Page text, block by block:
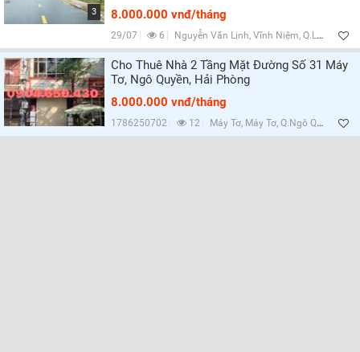
3
8.000.000 vnđ/tháng
29/07 6 Nguyễn Văn Linh, Vĩnh Niệm, Q.Lê Chân, Hải Phòng
Cho Thuê Nhà 2 Tầng Mặt Đường Số 31 Máy
Tơ, Ngô Quyền, Hải Phòng
8.000.000 vnđ/tháng
1786250702 12 Máy Tơ, Máy Tơ, Q.Ngô Quyền, Hải Phòng